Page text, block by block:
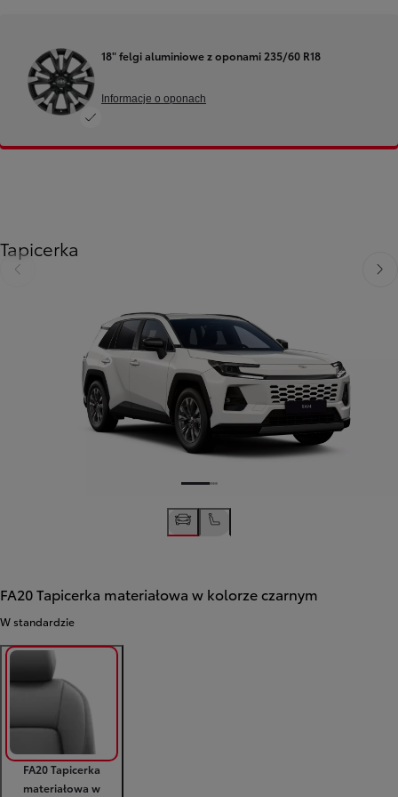
18" felgi aluminiowe z oponami 235/60 R18
Informacje o oponach
Tapicerka
Poprzedni
FA20 Tapicerka materiałowa w kolorze czarnym
W standardzie
FA20 Tapicerka
materiałowa w